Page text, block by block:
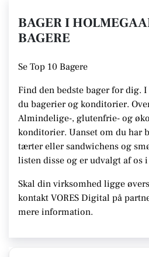
BAGER I
BAGERE
Se Top 10 Bagere
Find den bedste bager for dig.
du bagerier og konditorier.
Almindelige-, glutenfrie- og
konditorier. Uanset om du har
tærter eller sandwichens og
listen disse og er udvalgt af os
Skal din virksomhed ligge
kontakt VORES Digital på
mere information.